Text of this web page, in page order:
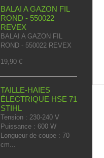
BALAI A GAZON FIL
ROND - 550022
REVEX
BALAI A GAZON FIL
ROND - 550022 REVEX
19,90 €
TAILLE-HAIES
ÉLECTRIQUE HSE 71
STIHL
Tension : 230-240 V
Puissance : 600 W
Longueur de coupe : 70
cm...